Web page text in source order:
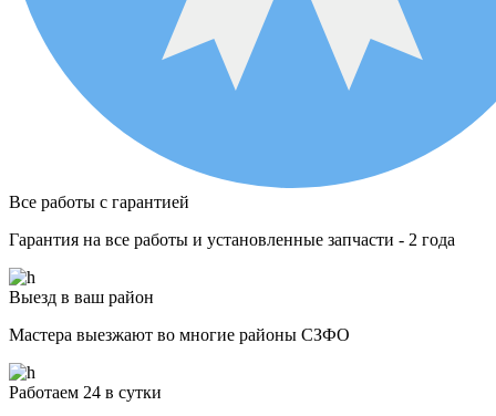
Все работы с гарантией
Гарантия на все работы и установленные запчасти - 2 года
Выезд в ваш район
Мастера выезжают во многие районы СЗФО
Работаем 24 в сутки